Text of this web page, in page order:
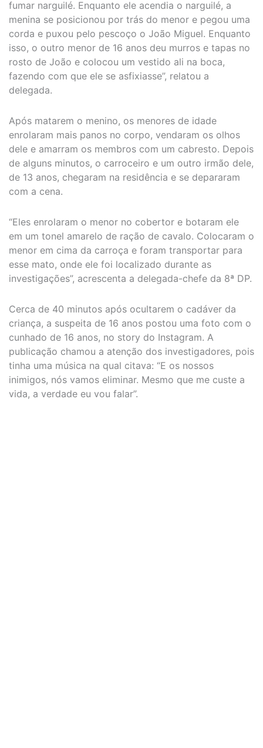
fumar narguilé. Enquanto ele acendia o narguilé, a
menina se posicionou por trás do menor e pegou uma
corda e puxou pelo pescoço o João Miguel. Enquanto
isso, o outro menor de 16 anos deu murros e tapas no
rosto de João e colocou um vestido ali na boca,
fazendo com que ele se asfixiasse”, relatou a
delegada.
Após matarem o menino, os menores de idade
enrolaram mais panos no corpo, vendaram os olhos
dele e amarram os membros com um cabresto. Depois
de alguns minutos, o carroceiro e um outro irmão dele,
de 13 anos, chegaram na residência e se depararam
com a cena.
“Eles enrolaram o menor no cobertor e botaram ele
em um tonel amarelo de ração de cavalo. Colocaram o
menor em cima da carroça e foram transportar para
esse mato, onde ele foi localizado durante as
investigações”, acrescenta a delegada-chefe da 8ª DP.
Cerca de 40 minutos após ocultarem o cadáver da
criança, a suspeita de 16 anos postou uma foto com o
cunhado de 16 anos, no story do Instagram. A
publicação chamou a atenção dos investigadores, pois
tinha uma música na qual citava: “E os nossos
inimigos, nós vamos eliminar. Mesmo que me custe a
vida, a verdade eu vou falar”.